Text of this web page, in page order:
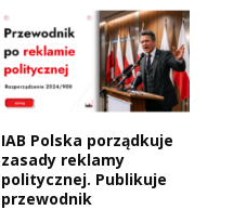
IAB Polska porządkuje
zasady reklamy
politycznej. Publikuje
przewodnik